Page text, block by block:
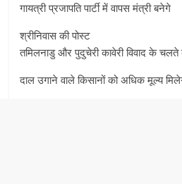
गायत्री प्रजापति पार्टी में वापस मंत्री बनेगे
श्रीनिवास की पोस्ट
तमिलनाडु और पुदुचेरी कावेरी विवाद के चलते
दाल उगाने वाले किसानों को अधिक मूल्य